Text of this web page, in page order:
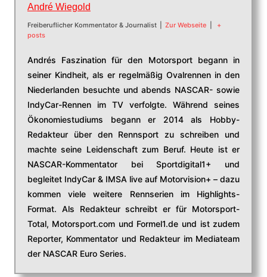
André Wiegold
Freiberuflicher Kommentator & Journalist Zur Webseite
+
posts
Andrés Faszination für den Motorsport begann in
seiner Kindheit, als er regelmäßig Ovalrennen in den
Niederlanden besuchte und abends NASCAR- sowie
IndyCar-Rennen im TV verfolgte. Während seines
Ökonomiestudiums begann er 2014 als Hobby-
Redakteur über den Rennsport zu schreiben und
machte seine Leidenschaft zum Beruf. Heute ist er
NASCAR-Kommentator bei Sportdigital1+ und
begleitet IndyCar & IMSA live auf Motorvision+ – dazu
kommen viele weitere Rennserien im Highlights-
Format. Als Redakteur schreibt er für Motorsport-
Total, Motorsport.com und Formel1.de und ist zudem
Reporter, Kommentator und Redakteur im Mediateam
der NASCAR Euro Series.